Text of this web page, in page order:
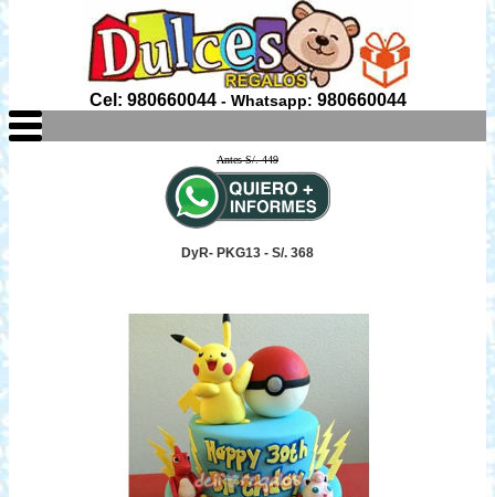
Cel: 980660044- Whatsapp: 980660044
Antes S/. 449
DyR- PKG13 - S/. 368